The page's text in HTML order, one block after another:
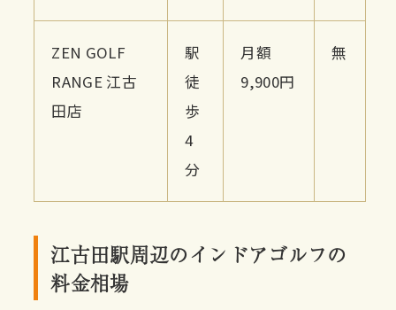
ZEN GOLF
RANGE 江古
田店
駅
徒
歩
4
分
月額
9,900円
無
江古田駅周辺のインドアゴルフの
料金相場